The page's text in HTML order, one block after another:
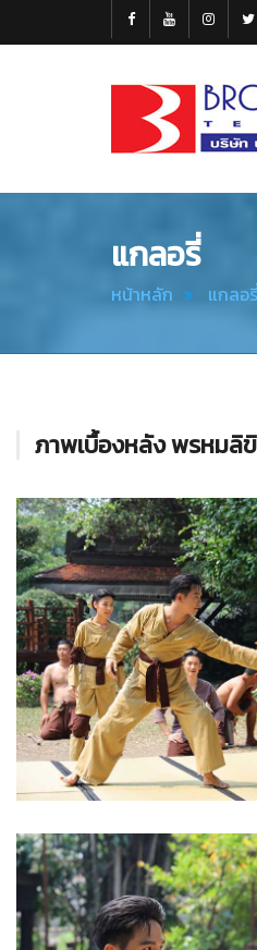
Thai
แกลอรี่
หน้าหลัก แกลอรี่
ภาพเบื้องหลัง พรหมลิ